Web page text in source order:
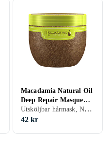
Macadamia Natural Oil
Deep Repair Masque
30ml
Utsköljbar hårmask, Normalt, Färgat / Slingat, Tunt/Fint, Ljust / Blonderat, Blandat, Grått / Vitt, Lockigt / Permanentat, Frissigt, Tjockt / Grovt, Fett hår, Skadat / Torrt hår, Mer volym, Återfuktande / Mjukgörande, Stärkande, Reparerande, 30 ml/g
42 kr